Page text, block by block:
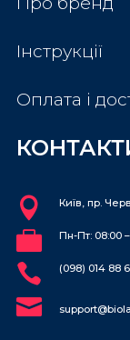
Інструкції
Оплата і
 Київ, пр.
 Пн-Пт: 08:00
 (098) 014 88
